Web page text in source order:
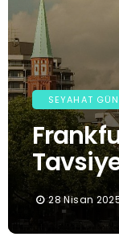
SEYAHAT
28 Nisan